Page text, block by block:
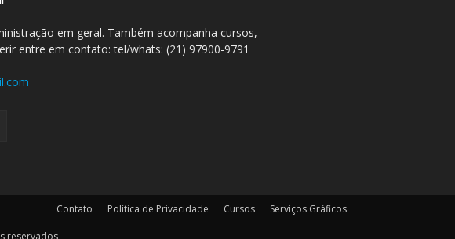
em geral. Também acompanha cursos,
entre em contato: tel/whats: (21) 97900-9791
Contato Política de Privacidade Cursos Serviços Gráficos
reservados